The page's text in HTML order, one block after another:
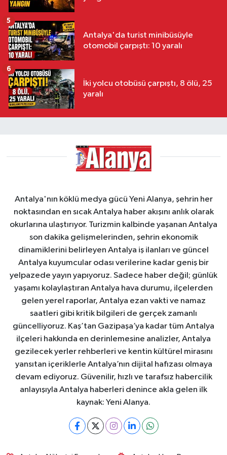
Antalya'da turist minibüsüyle
otomobil çarpıştı: 10 yaralı
5
İki yolcu otobüsü çarpıştı, 8 ölü, 25
yaralı
6
Antalya'nın köklü medya gücü Yeni Alanya, şehrin her
noktasından en sıcak Antalya haber akışını anlık olarak
okurlarına ulaştırıyor. Turizmin kalbinde yaşanan Antalya
son dakika gelişmelerinden, şehrin ekonomik
dinamiklerini belirleyen Antalya iş ilanları ve güncel
Antalya kuyumcular odası verilerine kadar geniş bir
yelpazede yayın yapıyoruz. Sadece haber değil; günlük
yaşamı kolaylaştıran Antalya hava durumu, ilçelerden
gelen yerel raporlar, Antalya ezan vakti ve namaz
saatleri gibi kritik bilgileri de gerçek zamanlı
güncelliyoruz. Kaş’tan Gazipaşa’ya kadar tüm Antalya
ilçeleri hakkında en derinlemesine analizler, Antalya
gezilecek yerler rehberleri ve kentin kültürel mirasını
yansıtan içeriklerle Antalya’nın dijital hafızası olmaya
devam ediyoruz. Güvenilir, hızlı ve tarafsız habercilik
anlayışıyla Antalya haberleri denince akla gelen ilk
kaynak: Yeni Alanya.